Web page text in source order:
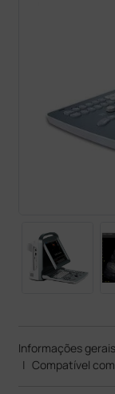
Informações gerais
| Compatível com